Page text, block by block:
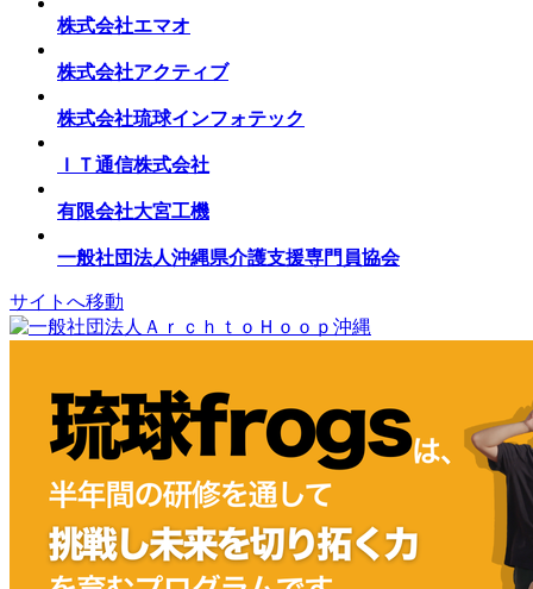
株式会社エマオ
株式会社アクティブ
株式会社琉球インフォテック
ＩＴ通信株式会社
有限会社大宮工機
一般社団法人沖縄県介護支援専門員協会
サイトへ移動